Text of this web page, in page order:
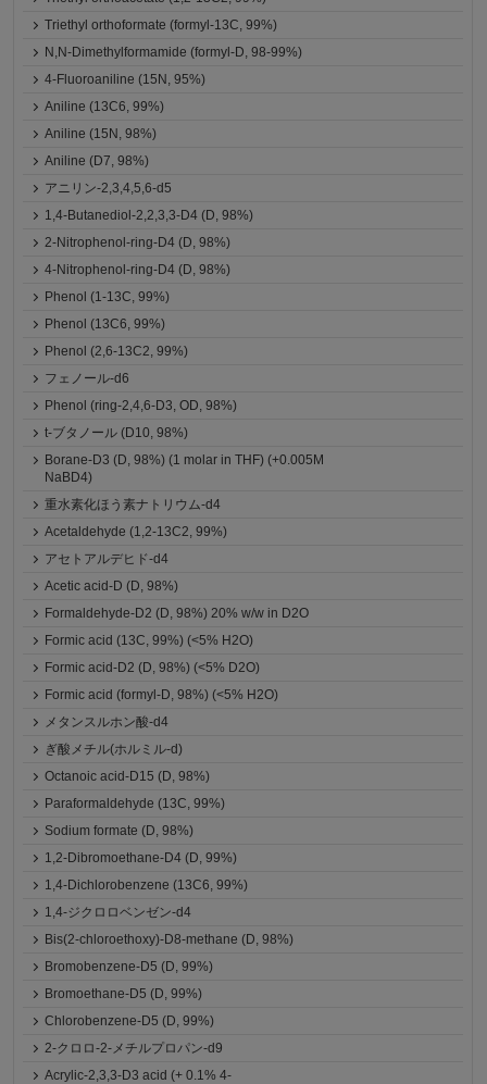
Triethyl orthoformate (formyl-13C, 99%)
N,N-Dimethylformamide (formyl-D, 98-99%)
4-Fluoroaniline (15N, 95%)
Aniline (13C6, 99%)
Aniline (15N, 98%)
Aniline (D7, 98%)
アニリン-2,3,4,5,6-d5
1,4-Butanediol-2,2,3,3-D4 (D, 98%)
2-Nitrophenol-ring-D4 (D, 98%)
4-Nitrophenol-ring-D4 (D, 98%)
Phenol (1-13C, 99%)
Phenol (13C6, 99%)
Phenol (2,6-13C2, 99%)
フェノール-d6
Phenol (ring-2,4,6-D3, OD, 98%)
t-ブタノール (D10, 98%)
Borane-D3 (D, 98%) (1 molar in THF) (+0.005M
NaBD4)
重水素化ほう素ナトリウム-d4
Acetaldehyde (1,2-13C2, 99%)
アセトアルデヒド-d4
Acetic acid-D (D, 98%)
Formaldehyde-D2 (D, 98%) 20% w/w in D2O
Formic acid (13C, 99%) (<5% H2O)
Formic acid-D2 (D, 98%) (<5% D2O)
Formic acid (formyl-D, 98%) (<5% H2O)
メタンスルホン酸-d4
ぎ酸メチル(ホルミル-d)
Octanoic acid-D15 (D, 98%)
Paraformaldehyde (13C, 99%)
Sodium formate (D, 98%)
1,2-Dibromoethane-D4 (D, 99%)
1,4-Dichlorobenzene (13C6, 99%)
1,4-ジクロロベンゼン-d4
Bis(2-chloroethoxy)-D8-methane (D, 98%)
Bromobenzene-D5 (D, 99%)
Bromoethane-D5 (D, 99%)
Chlorobenzene-D5 (D, 99%)
2-クロロ-2-メチルプロパン-d9
Acrylic-2,3,3-D3 acid (+ 0.1% 4-